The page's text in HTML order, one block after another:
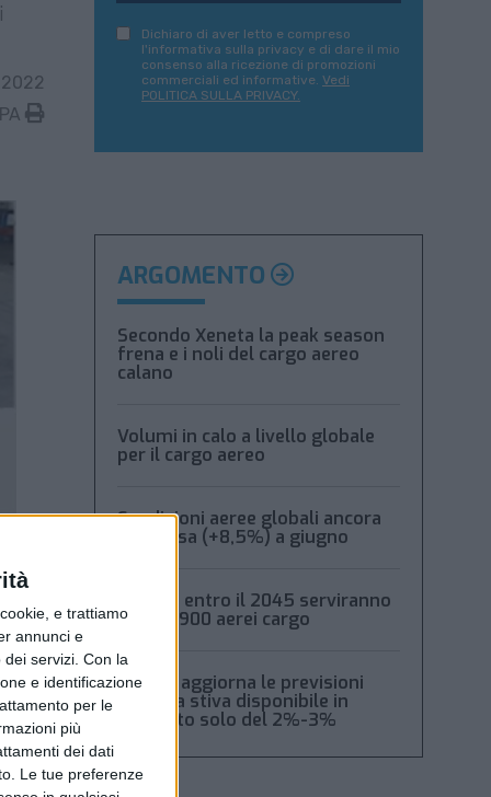
e trattiamo
annunci e
servizi. Con la
e identificazione
per le
più
dei dati
Le tue preferenze
2022
Dichiaro di aver letto e compreso
l'informativa sulla privacy e di dare il mio
consenso alla ricezione di promozioni
commerciali ed informative. Vedi
POLITICA SULLA PRIVACY.
ARGOMENTO
Secondo Xeneta la peak season
frena e i noli del cargo aereo
calano
Volumi in calo a livello globale
per il cargo aereo
Spedizioni aeree globali ancora
in ripresa (+8,5%) a giugno
Boeing: entro il 2045 serviranno
oltre 2.900 aerei cargo
Xeneta aggiorna le previsioni
2026: la stiva disponibile in
aumento solo del 2%-3%